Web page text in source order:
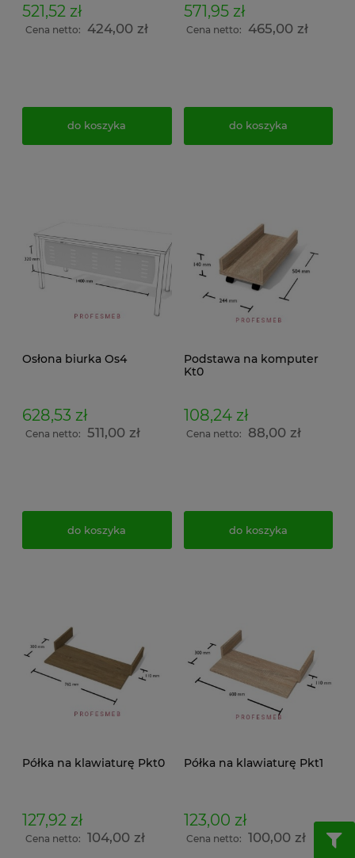
521,52 zł
Cena netto: 424,00 zł
do koszyka
571,95 zł
Cena netto: 465,00 zł
do koszyka
Osłona biurka Os4
628,53 zł
Cena netto: 511,00 zł
do koszyka
Podstawa na komputer
Kt0
108,24 zł
Cena netto: 88,00 zł
do koszyka
Półka na klawiaturę Pkt0
127,92 zł
Cena netto: 104,00 zł
Półka na klawiaturę Pkt1
123,00 zł
Cena netto: 100,00 zł